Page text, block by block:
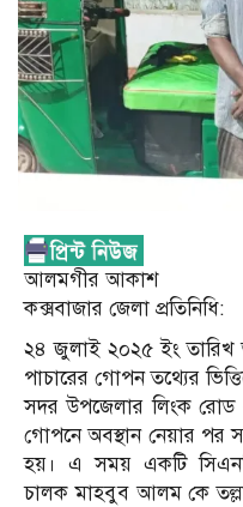
আলমগীর আকাশ
কক্সবাজার জেলা প্রতিনিধি:
২৪ জুলাই ২০২৫ ইং তারিখ
পাচারের গোপন তথ্যের
সদর উপজেলার লিংক রোড
গোপনে অবস্থান নেয়ার পর
হয়। এ সময় একটি
চালক মাহবুব আলম কে